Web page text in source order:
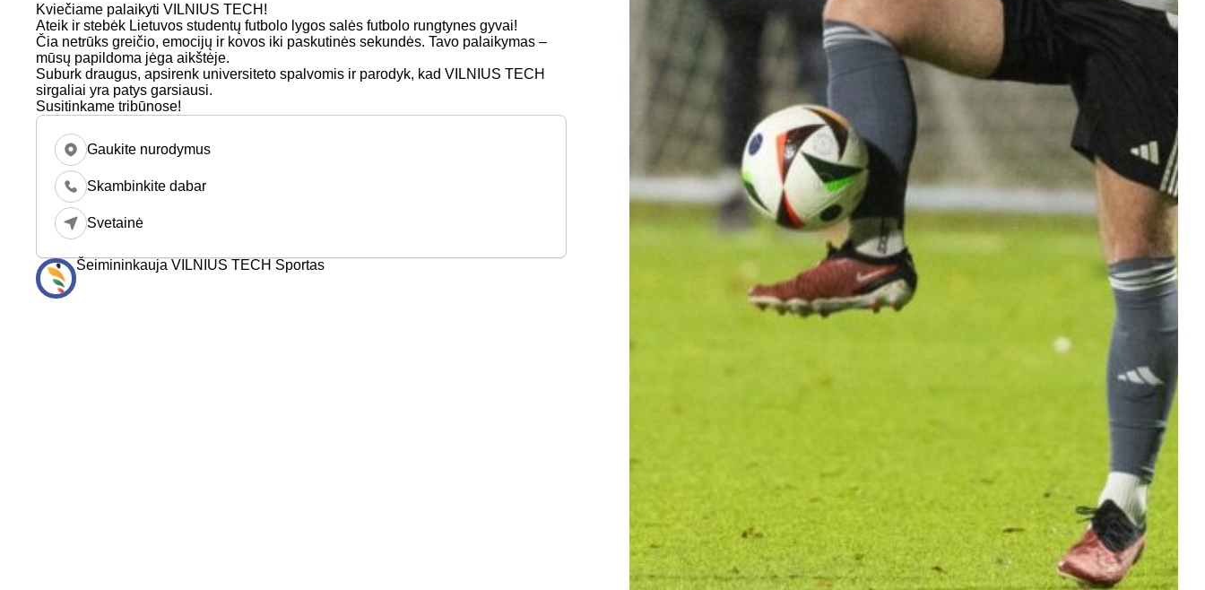
Kviečiame palaikyti VILNIUS TECH!
Ateik ir stebėk Lietuvos studentų futbolo lygos salės futbolo rungtynes gyvai!
Čia netrūks greičio, emocijų ir kovos iki paskutinės sekundės. Tavo palaikymas –
mūsų papildoma jėga aikštėje.
Suburk draugus, apsirenk universiteto spalvomis ir parodyk, kad VILNIUS TECH
sirgaliai yra patys garsiausi.
Susitinkame tribūnose!
Gaukite nurodymus
Skambinkite dabar
Svetainė
Šeimininkauja VILNIUS TECH Sportas